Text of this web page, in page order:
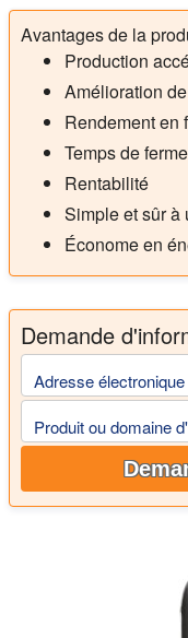
Avantages de la
Production
Amélioration
Rendement en
Temps de
Rentabilité
Simple et sûr à
Économe en
Demande
Adresse
Produit ou domaine